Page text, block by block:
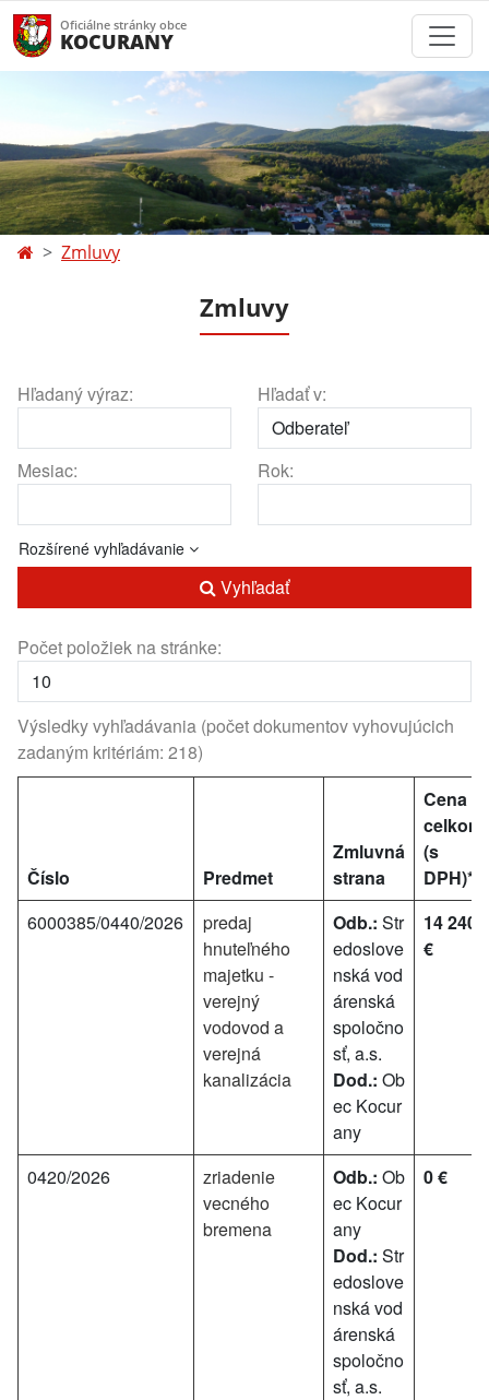
Oficiálne stránky obce
KOCURANY
Zmluvy
Zmluvy
Hľadaný výraz: Hľadať v:
Mesiac: Rok:
Rozšírené vyhľadávanie
Vyhľadať
Počet položiek na stránke:
Výsledky vyhľadávania (počet dokumentov vyhovujúcich
zadaným kritériám: 218)
Číslo Predmet
Zmluvná
strana
Cena
celkom
(s
DPH)*
6000385/0440/2026
predaj
hnuteľného
majetku -
verejný
vodovod a
verejná
kanalizácia
Odb.: Str
edoslove
nská vod
árenská
spoločno
sť, a.s.
Dod.: Ob
ec Kocur
any
14 240
€
0420/2026
zriadenie
vecného
bremena
Odb.: Ob
ec Kocur
any
Dod.: Str
edoslove
nská vod
árenská
spoločno
sť, a.s.
0 €